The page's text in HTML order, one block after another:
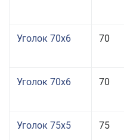
Уголок 70x6 70
Уголок 70x6 70
Уголок 75x5 75